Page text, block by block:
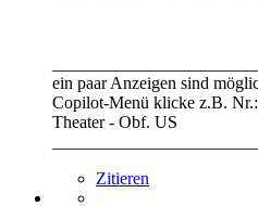
ein paar Anzeigen sind
Copilot-Menü klicke z.B.
Theater - Obf. US
Zitieren